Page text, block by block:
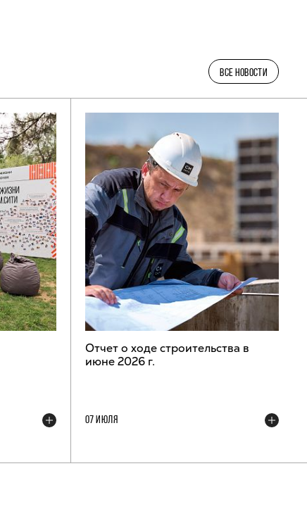
ВСЕ НОВОСТИ
Отчет о ходе строительства в
июне 2026 г.
07 ИЮЛЯ